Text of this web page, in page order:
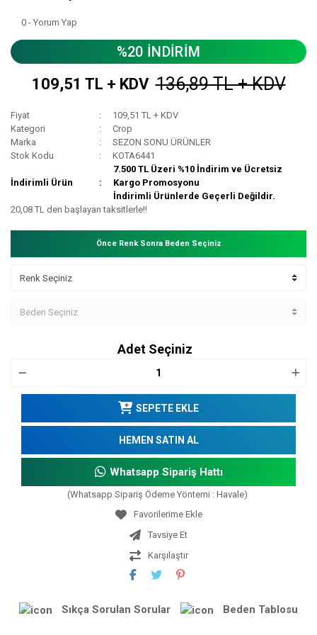
0 - Yorum Yap
%20 İNDİRİM
109,51 TL + KDV 136,89 TL + KDV
Fiyat
109,51 TL + KDV
Kategori
Crop
Marka
SEZON SONU ÜRÜNLER
Stok Kodu
KOTA6441
İndirimli Ürün
7.500 TL Üzeri %10 İndirim ve Ücretsiz
Kargo Promosyonu
İndirimli Ürünlerde Geçerli Değildir.
20,08 TL den başlayan taksitlerle!!
Önce Renk Sonra Beden Seçiniz
Adet Seçiniz
SEPETE EKLE
HEMEN SATIN AL
Whatsapp Sipariş Hattı
(Whatsapp Sipariş Ödeme Yöntemi : Havale)
Tavsiye Et
Karşılaştır
Sıkça Sorulan Sorular Beden Tablosu